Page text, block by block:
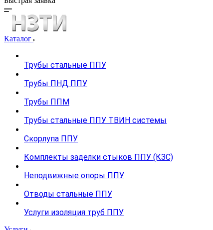
Каталог
Трубы стальные ППУ
Трубы ПНД ППУ
Трубы ППМ
Трубы стальные ППУ ТВИН системы
Скорлупа ППУ
Комплекты заделки стыков ППУ (КЗС)
Неподвижные опоры ППУ
Отводы стальные ППУ
Услуги изоляция труб ППУ